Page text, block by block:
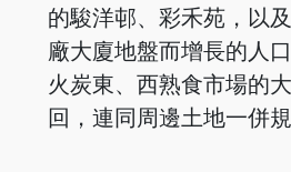
的駿洋邨、彩禾苑，以
廠大廈地盤而增長的人
火炭東、西熟食市場的
回，連同周邊土地一併